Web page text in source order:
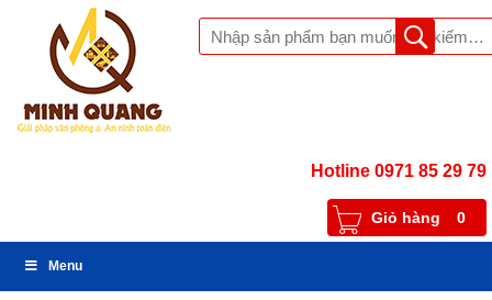
Hotline 0971 85 29 79
Giỏ hàng 0
Menu